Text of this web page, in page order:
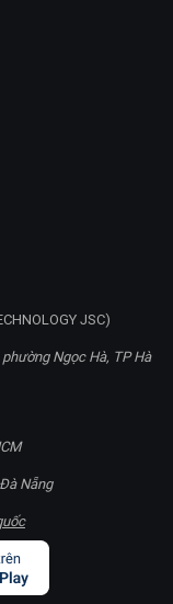
JSC)
Ngọc Hà, TP Hà
Nẵng